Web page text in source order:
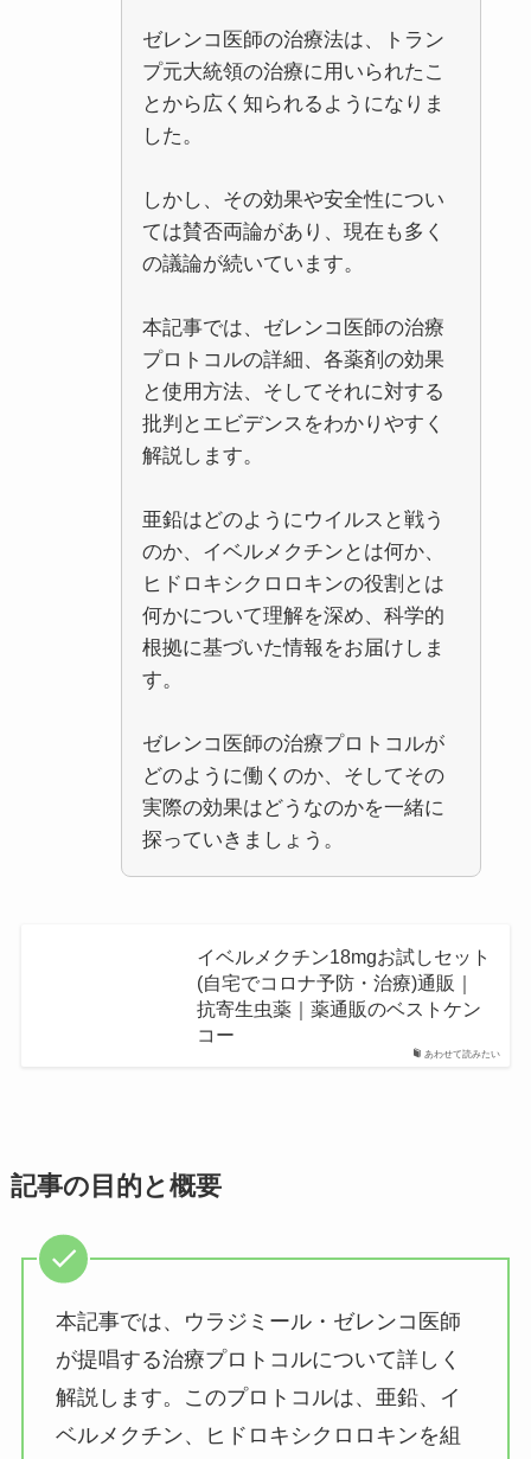
ゼレンコ医師の治療法は、トラン
プ元大統領の治療に用いられたこ
とから広く知られるようになりま
した。
しかし、その効果や安全性につい
ては賛否両論があり、現在も多く
の議論が続いています。
本記事では、ゼレンコ医師の治療
プロトコルの詳細、各薬剤の効果
と使用方法、そしてそれに対する
批判とエビデンスをわかりやすく
解説します。
亜鉛はどのようにウイルスと戦う
のか、イベルメクチンとは何か、
ヒドロキシクロロキンの役割とは
何かについて理解を深め、科学的
根拠に基づいた情報をお届けしま
す。
ゼレンコ医師の治療プロトコルが
どのように働くのか、そしてその
実際の効果はどうなのかを一緒に
探っていきましょう。
あわせて読みたい
イベルメクチン18mgお試しセット
(自宅でコロナ予防・治療)通販｜
抗寄生虫薬｜薬通販のベストケン
コー
記事の目的と概要
本記事では、ウラジミール・ゼレンコ医師
が提唱する治療プロトコルについて詳しく
解説します。このプロトコルは、亜鉛、イ
ベルメクチン、ヒドロキシクロロキンを組